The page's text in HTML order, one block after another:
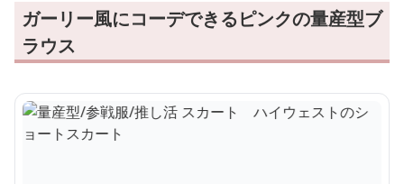
ガーリー風にコーデできるピンクの量産型ブ
ラウス